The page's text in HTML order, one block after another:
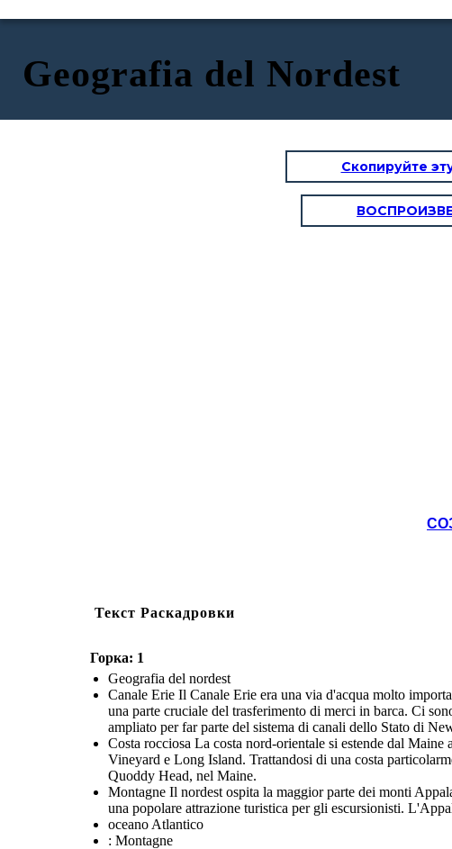
Geografia del Nordest
Скопируйте
Текст Раскадровки
Горка: 1
Geografia del nordest
Canale Erie Il Canale Erie era una via d'acqua molto
una parte cruciale del trasferimento di merci in barca. Ci
ampliato per far parte del sistema di canali dello Stato di
Costa rocciosa La costa nord-orientale si estende dal
Vineyard e Long Island. Trattandosi di una costa
Quoddy Head, nel Maine.
Montagne Il nordest ospita la maggior parte dei monti
una popolare attrazione turistica per gli escursionisti.
oceano Atlantico
: Montagne